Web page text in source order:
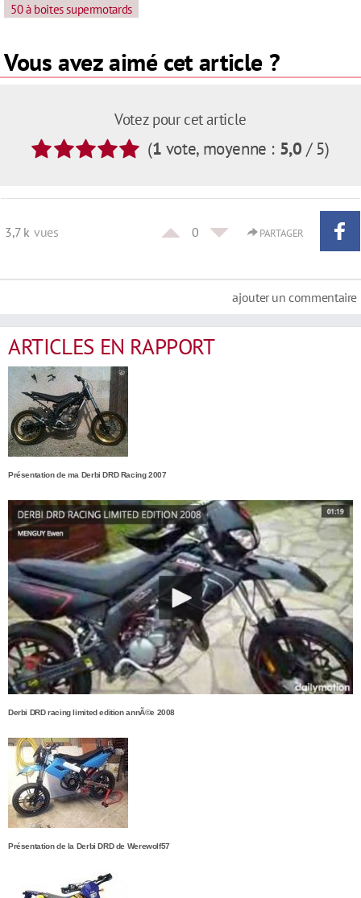
50 à boites supermotards
Vous avez aimé cet article ?
Votez pour cet article
(1 vote, moyenne : 5,0 / 5)
3,7 k vues 0 PARTAGER
ajouter un commentaire
ARTICLES EN RAPPORT
Présentation de ma Derbi DRD Racing 2007
Derbi DRD racing limited edition annÃ©e 2008
Présentation de la Derbi DRD de Werewolf57